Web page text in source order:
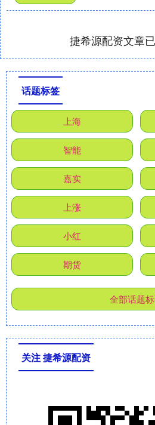
捷希源配资文章
话题标签
上海
智能
嘉实
上涨
小红
期货
全部话题
关注 捷希源配资